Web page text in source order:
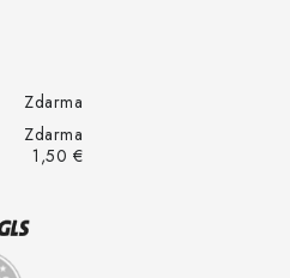
Zdarma
Zdarma
1,50 €